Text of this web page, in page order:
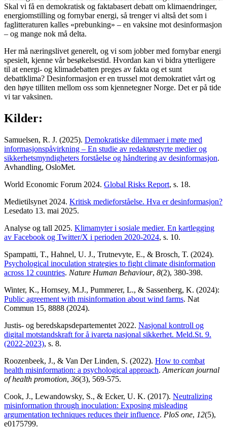
Skal vi få en demokratisk og faktabasert debatt om klimaendringer,
energiomstilling og fornybar energi, så trenger vi altså det som i
faglitteraturen kalles «prebunking» – en vaksine mot desinformasjon
– og mange nok må delta.
Her må næringslivet generelt, og vi som jobber med fornybar energi
spesielt, kjenne vår besøkelsestid. Hvordan kan vi bidra ytterligere
til at energi- og klimadebatten preges av fakta og et sunt
debattklima? Desinformasjon er en trussel mot demokratiet vårt og
den høye tilliten mellom oss som kjennetegner Norge. Det er på tide
vi tar vaksinen.
Kilder:
Samuelsen, R. J. (2025). Demokratiske dilemmaer i møte med
informasjonspåvirkning – En studie av redaktørstyrte medier og
sikkerhetsmyndigheters forståelse og håndtering av desinformasjon.
Avhandling, OsloMet.
World Economic Forum 2024. Global Risks Report, s. 18.
Medietilsynet 2024. Kritisk medieforståelse. Hva er desinformasjon?
Lesedato 13. mai 2025.
Analyse og tall 2025. Klimamyter i sosiale medier. En kartlegging
av Facebook og Twitter/X i perioden 2020-2024, s. 10.
Spampatti, T., Hahnel, U. J., Trutnevyte, E., & Brosch, T. (2024).
Psychological inoculation strategies to fight climate disinformation
across 12 countries. Nature Human Behaviour, 8(2), 380-398.
Winter, K., Hornsey, M.J., Pummerer, L., & Sassenberg, K. (2024):
Public agreement with misinformation about wind farms. Nat
Commun 15, 8888 (2024).
Justis- og beredskapsdepartementet 2022. Nasjonal kontroll og
digital motstandskraft for å ivareta nasjonal sikkerhet. Meld.St. 9.
(2022-2023), s. 8.
Roozenbeek, J., & Van Der Linden, S. (2022). How to combat
health misinformation: a psychological approach. American journal
of health promotion, 36(3), 569-575.
Cook, J., Lewandowsky, S., & Ecker, U. K. (2017). Neutralizing
misinformation through inoculation: Exposing misleading
argumentation techniques reduces their influence. PloS one, 12(5),
e0175799.